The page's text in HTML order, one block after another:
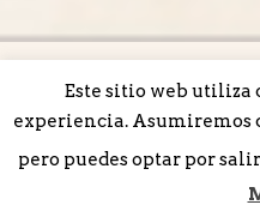
Este sitio web utiliza
experiencia. Asumiremos
pero puedes optar por salir